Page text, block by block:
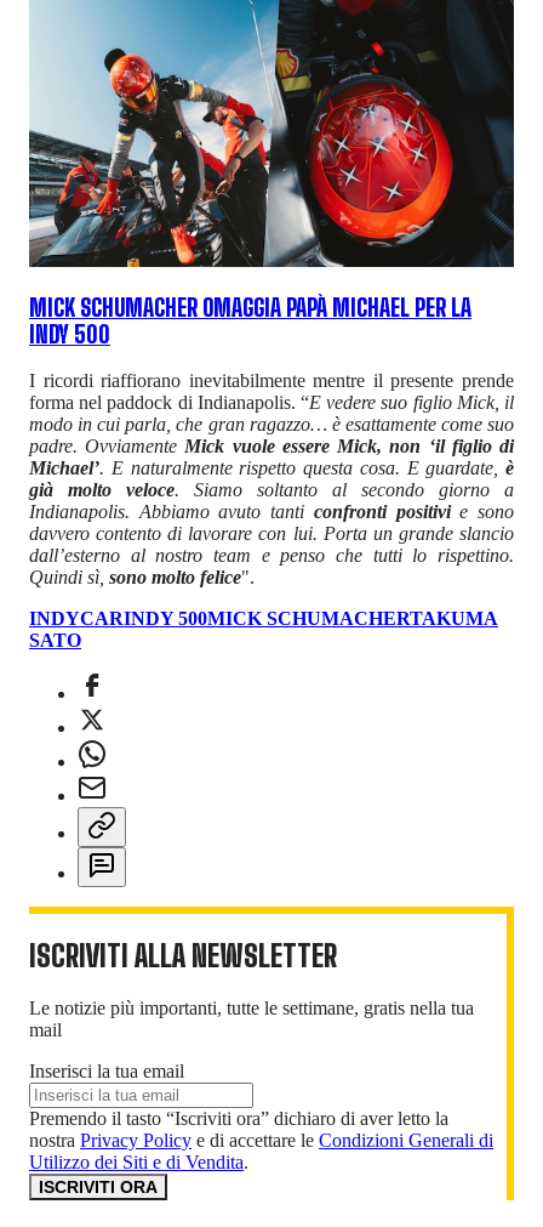
MICK SCHUMACHER OMAGGIA PAPÀ MICHAEL PER LA
INDY 500
I ricordi riaffiorano inevitabilmente mentre il presente prende
forma nel paddock di Indianapolis. “E vedere suo figlio Mick, il
modo in cui parla, che gran ragazzo… è esattamente come suo
padre. Ovviamente Mick vuole essere Mick, non ‘il figlio di
Michael’. E naturalmente rispetto questa cosa. E guardate, è
già molto veloce. Siamo soltanto al secondo giorno a
Indianapolis. Abbiamo avuto tanti confronti positivie sono
davvero contento di lavorare con lui. Porta un grande slancio
dall’esterno al nostro team e penso che tutti lo rispettino.
Quindi sì, sono molto felice".
INDYCARINDY 500MICK SCHUMACHERTAKUMA
SATO
ISCRIVITI ALLA NEWSLETTER
Le notizie più importanti, tutte le settimane, gratis nella tua
mail
Inserisci la tua email
Premendo il tasto “Iscriviti ora” dichiaro di aver letto la
nostra Privacy Policy e di accettare le Condizioni Generali di
Utilizzo dei Siti e di Vendita.
ISCRIVITI ORA